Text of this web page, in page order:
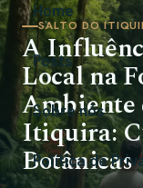
Home
Posts
Sobre nós
Política de
SALTO DO
A
Local na
Ambiente
Itiquira:
Botânicas